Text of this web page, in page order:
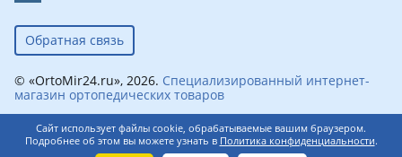
Обратная связь
© «OrtoMir24.ru», 2026. Специализированный интернет-
магазин ортопедических товаров
Сайт использует файлы cookie, обрабатываемые вашим браузером.
Подробнее об этом вы можете узнать в Политика конфиденциальности.
0